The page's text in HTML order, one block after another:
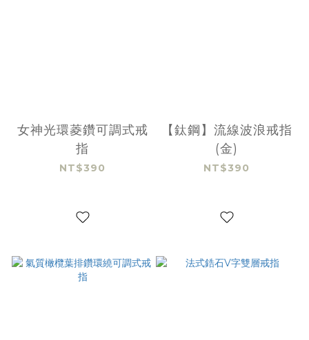
女神光環菱鑽可調式戒
指
NT$390
【鈦鋼】流線波浪戒指
(金)
NT$390